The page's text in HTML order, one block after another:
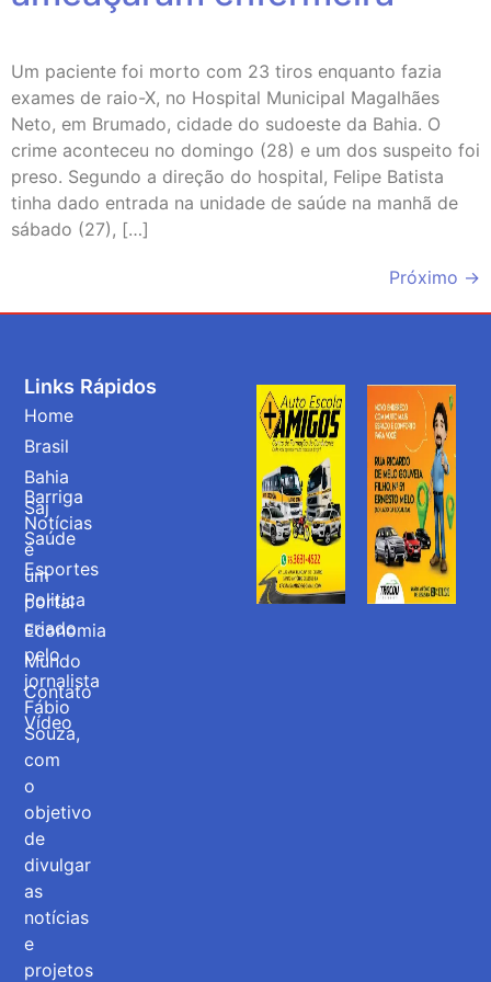
Um paciente foi morto com 23 tiros enquanto fazia
exames de raio-X, no Hospital Municipal Magalhães
Neto, em Brumado, cidade do sudoeste da Bahia. O
crime aconteceu no domingo (28) e um dos suspeito foi
preso. Segundo a direção do hospital, Felipe Batista
tinha dado entrada na unidade de saúde na manhã de
sábado (27), […]
Próximo →
Barriga
Notícias
é
um
portal
criado
pelo
jornalista
Fábio
Souza,
com
o
objetivo
de
divulgar
as
notícias
e
projetos
Links Rápidos
Home
Brasil
Bahia
Saj
Saúde
Esportes
Politica
Economia
Mundo
Contato
Vídeo